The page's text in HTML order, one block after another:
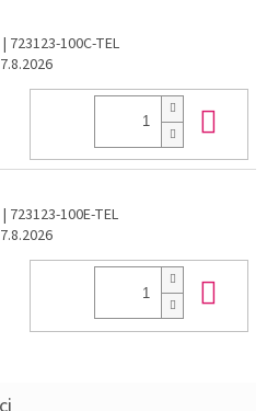
| 723123-100C-TEL
7.8.2026
| 723123-100E-TEL
7.8.2026